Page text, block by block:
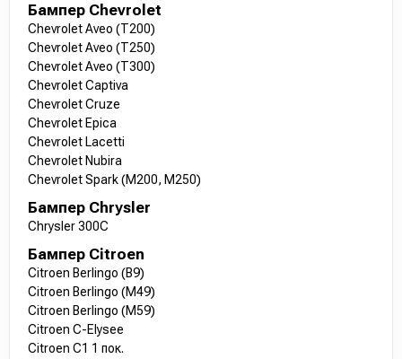
Бампер Chevrolet
Chevrolet Aveo (T200)
Chevrolet Aveo (T250)
Chevrolet Aveo (T300)
Chevrolet Captiva
Chevrolet Cruze
Chevrolet Epica
Chevrolet Lacetti
Chevrolet Nubira
Chevrolet Spark (M200, M250)
Бампер Chrysler
Chrysler 300C
Бампер Citroen
Citroen Berlingo (B9)
Citroen Berlingo (M49)
Citroen Berlingo (M59)
Citroen C-Elysee
Citroen C1 1 пок.